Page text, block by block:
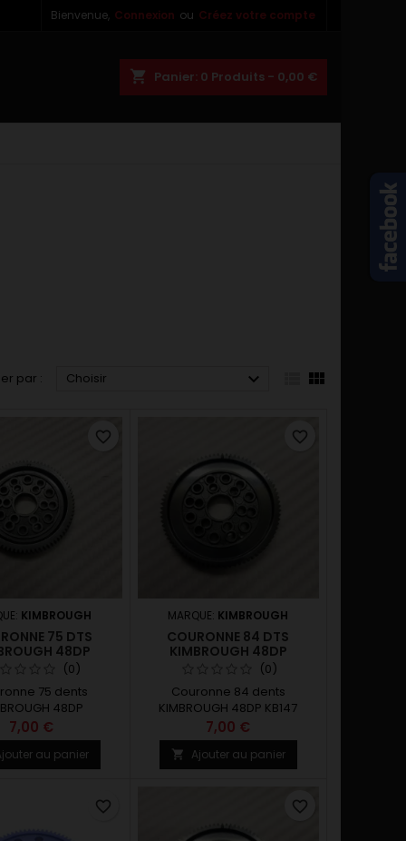
Bienvenue, Connexion ou Créez votre compte
shopping_cart Panier: 0 Produits - 0,00 €
par : Choisir  
KIMBROUGH
75 DTS
48DP
(0)
75 dents
48DP
7,00 €
au panier
favorite_border
MARQUE: KIMBROUGH
COURONNE 84 DTS
KIMBROUGH 48DP
(0)
Couronne 84 dents
KIMBROUGH 48DP KB147
7,00 €
 Ajouter au panier
favorite_border
favorite_border favorite_border